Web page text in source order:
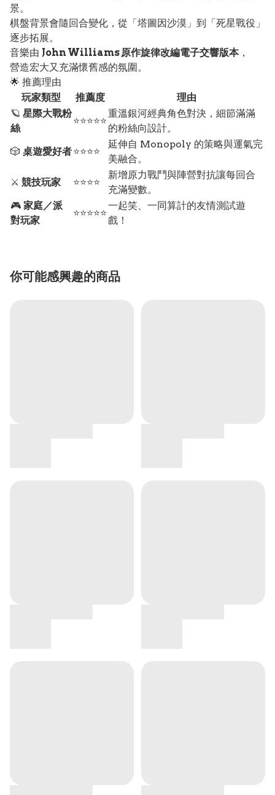
景。
棋盤背景會隨回合變化，從「塔圖因沙漠」到「死星戰役」
逐步拓展。
音樂由 John Williams 原作旋律改編電子交響版本，
營造宏大又充滿懷舊感的氛圍。
🌟 推薦理由
玩家類型
推薦度
理由
🪐 星際大戰粉
絲
⭐⭐⭐⭐⭐
重溫銀河經典角色對決，細節滿滿
的粉絲向設計。
🎲 桌遊愛好者⭐⭐⭐⭐
延伸自 Monopoly 的策略與運氣完
美融合。
⚔️ 競技玩家 ⭐⭐⭐⭐
新增原力戰鬥與陣營對抗讓每回合
充滿變數。
🎮 家庭／派
對玩家
⭐⭐⭐⭐⭐
一起笑、一同算計的友情測試遊
戲！
你可能感興趣的商品